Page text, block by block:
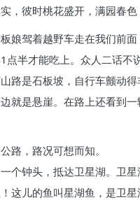
，彼时桃花盛开，满园春
娘驾着越野车走在我们前
点半才能吃上。众人二话不
路是石板坡，自行车颤动
就是悬崖。在路上还看到
路，路况可想而知。
个钟头，抵达卫星湖。卫
这儿的鱼叫星湖鱼，是卫